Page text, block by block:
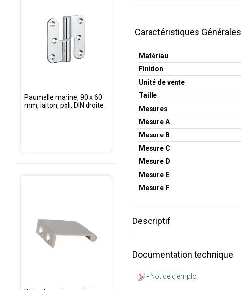
Paumelle marine, 90 x 60
mm, laiton, poli, DIN droite
Caractéristiques Générales
Matériau
Finition
Unité de vente
Taille
Mesures
Mesure A
Mesure B
Mesure C
Mesure D
Mesure E
Mesure F
Descriptif
Documentation technique
- Notice d'emploi